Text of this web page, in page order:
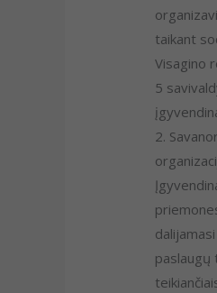
taikant
Visagino
5
2.
paslaugų